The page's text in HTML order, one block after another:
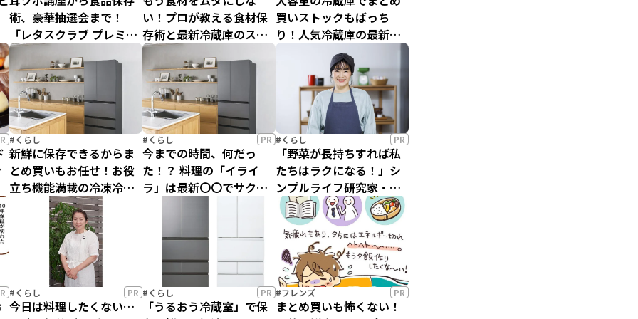
術、豪華抽選会まで！
「レタスクラブ プレミア
ムセミナー くらしの学
校」イベントレポート
い！プロが教える食材保
存術と最新冷蔵庫のスゴ
い機能を徹底紹介
買いストックもばっち
り！人気冷蔵庫の最新シ
リーズが超優秀！
#くらし
新鮮に保存できるからま
とめ買いもお任せ！お役
立ち機能満載の冷凍冷蔵
庫/東芝ライフスタイル
「VEGETA FZSシリーズ」
【レタスクラブ
SELECTION】
PR
#くらし
今までの時間、何だっ
た！？ 料理の「イライ
ラ」は最新〇〇でサクッ
PR
#くらし
「野菜が長持ちすれば私
たちはラクになる！」シ
ンプルライフ研究家・マ
キさんがたどり着いた最
新冷蔵庫 【PR】
PR
#くらし
今日は料理したくない…
PR
#くらし
「うるおう冷蔵室」で保
PR
#フレンズ
まとめ買いも怖くない！